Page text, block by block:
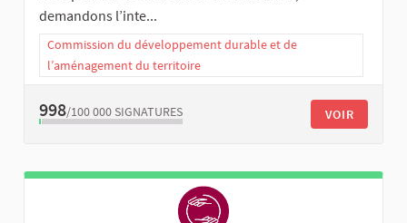
demandons l’inte...
Commission du développement durable et de
l’aménagement du territoire
998/100 000 SIGNATURES VOIR